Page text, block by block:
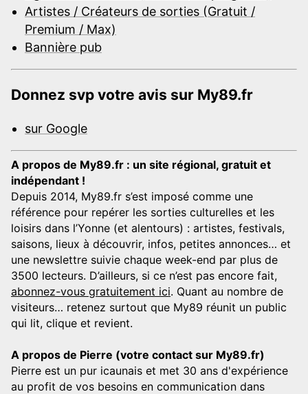
Artistes / Créateurs de sorties (Gratuit /
Premium / Max)
Bannière pub
Donnez svp votre avis sur My89.fr
sur Google
A propos de My89.fr : un site régional, gratuit et
indépendant !
Depuis 2014, My89.fr s’est imposé comme une
référence pour repérer les sorties culturelles et les
loisirs dans l’Yonne (et alentours) : artistes, festivals,
saisons, lieux à découvrir, infos, petites annonces… et
une newslettre suivie chaque week-end par plus de
3500 lecteurs. D’ailleurs, si ce n’est pas encore fait,
abonnez-vous gratuitement ici. Quant au nombre de
visiteurs… retenez surtout que My89 réunit un public
qui lit, clique et revient.
A propos de Pierre (votre contact sur My89.fr)
Pierre est un pur icaunais et met 30 ans d'expérience
au profit de vos besoins en communication dans